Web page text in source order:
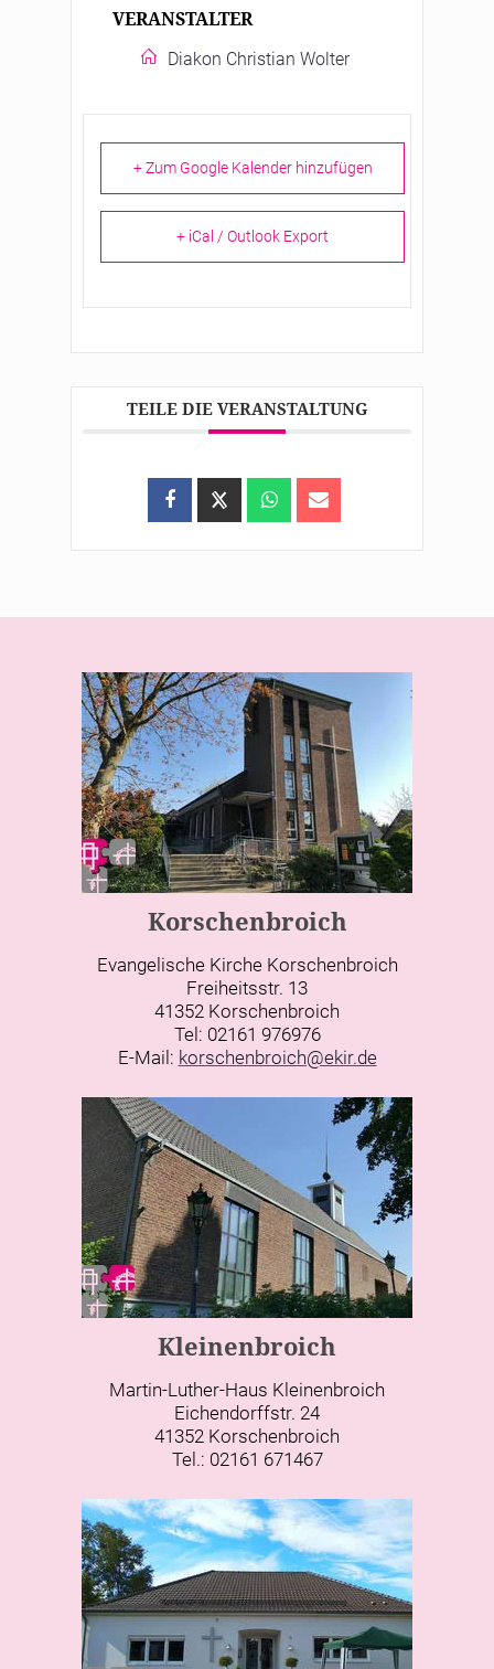
VERANSTALTER
Diakon Christian Wolter
+ Zum Google Kalender hinzufügen
+ iCal / Outlook Export
TEILE DIE VERANSTALTUNG
Korschenbroich
Evangelische Kirche Korschenbroich
Freiheitsstr. 13
41352 Korschenbroich
Tel: 02161 976976
E-Mail: korschenbroich@ekir.de
Kleinenbroich
Martin-Luther-Haus Kleinenbroich
Eichendorffstr. 24
41352 Korschenbroich
Tel.: 02161 671467